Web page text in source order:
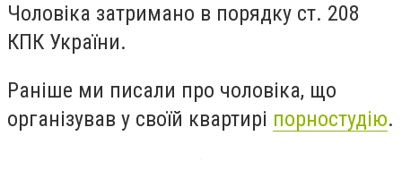
Чоловіка затримано в порядку ст. 208
КПК України.
Раніше ми писали про чоловіка, що
організував у своїй квартирі порностудію.